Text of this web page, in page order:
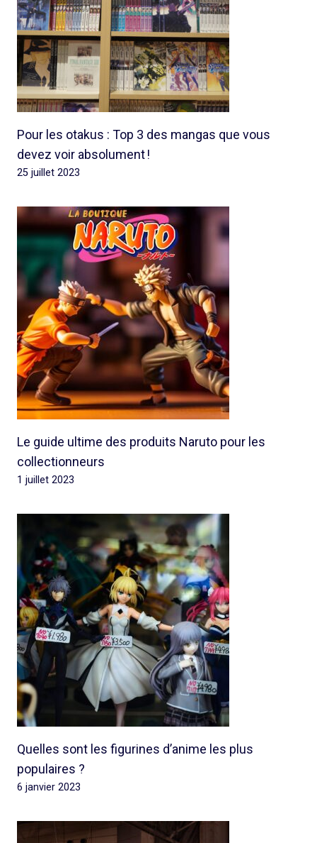
Pour les otakus : Top 3 des mangas que vous
devez voir absolument !
25 juillet 2023
Le guide ultime des produits Naruto pour les
collectionneurs
1 juillet 2023
Quelles sont les figurines d’anime les plus
populaires ?
6 janvier 2023